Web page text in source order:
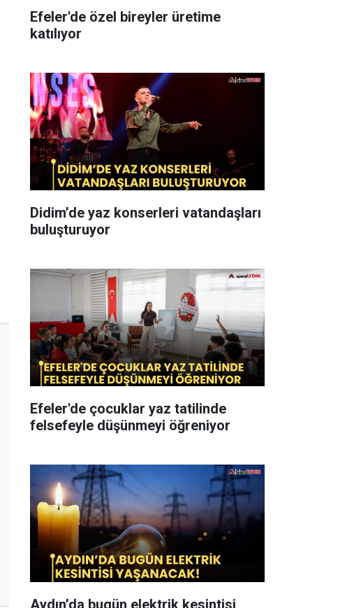
Efeler'de özel bireyler üretime
katılıyor
Didim’de yaz konserleri vatandaşları
buluşturuyor
Efeler'de çocuklar yaz tatilinde
felsefeyle düşünmeyi öğreniyor
Aydın’da bugün elektrik kesintisi